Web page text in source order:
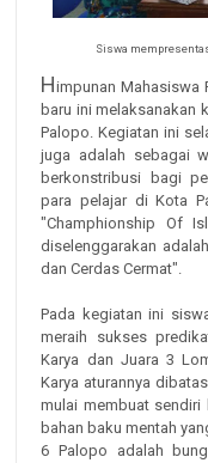
Siswa
Himpunan Mahasiswa
baru ini melaksanakan
Palopo. Kegiatan ini
juga adalah sebagai
berkonstribusi bagi
para pelajar di Kota
"Champhionship Of
diselenggarakan
dan Cerdas Cermat".
Pada kegiatan ini
meraih sukses
Karya dan Juara 3
Karya aturannya
mulai membuat sendiri
bahan baku mentah
6 Palopo adalah